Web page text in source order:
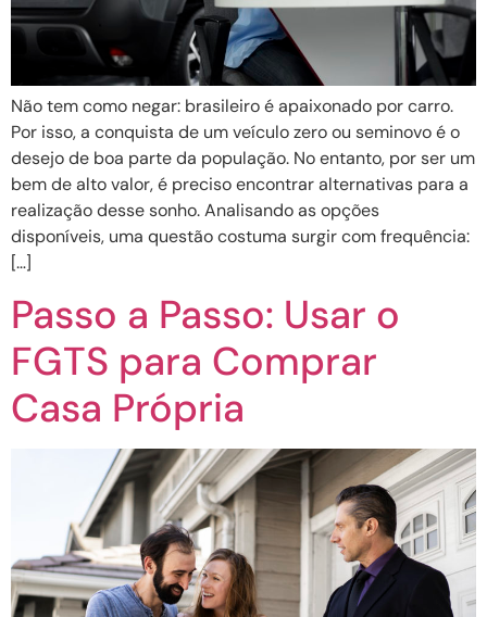
Não tem como negar: brasileiro é apaixonado por carro.
Por isso, a conquista de um veículo zero ou seminovo é o
desejo de boa parte da população. No entanto, por ser um
bem de alto valor, é preciso encontrar alternativas para a
realização desse sonho. Analisando as opções
disponíveis, uma questão costuma surgir com frequência:
[…]
Passo a Passo: Usar o
FGTS para Comprar
Casa Própria